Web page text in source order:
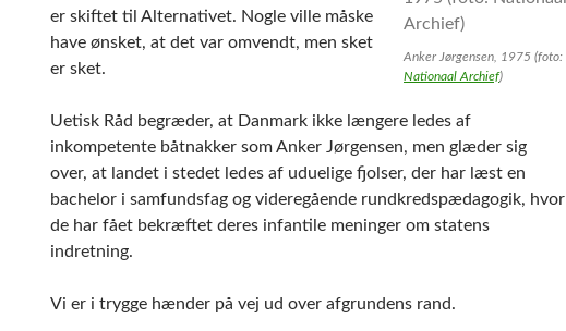
Anker Jørgensen, 1975 (foto:
Nationaal Archief)
er skiftet til Alternativet. Nogle ville måske
have ønsket, at det var omvendt, men sket
er sket.
Uetisk Råd begræder, at Danmark ikke længere ledes af
inkompetente båtnakker som Anker Jørgensen, men glæder sig
over, at landet i stedet ledes af uduelige fjolser, der har læst en
bachelor i samfundsfag og videregående rundkredspædagogik, hvor
de har fået bekræftet deres infantile meninger om statens
indretning.
Vi er i trygge hænder på vej ud over afgrundens rand.